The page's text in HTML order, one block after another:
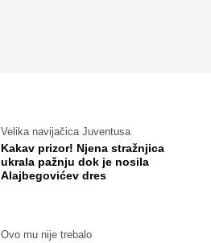
Velika navijačica Juventusa
Kakav prizor! Njena stražnjica
ukrala pažnju dok je nosila
Alajbegovićev dres
Ovo mu nije trebalo